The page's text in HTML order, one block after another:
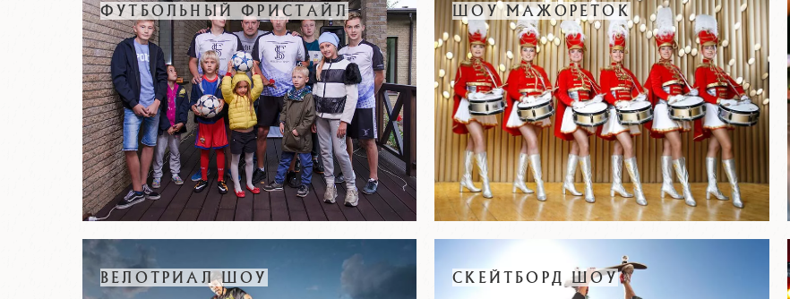
ФУТБОЛЬНЫЙ ФРИСТАЙЛ ШОУ МАЖОРЕТОК
ВЕЛОТРИАЛ ШОУ СКЕЙТБОРД ШОУ